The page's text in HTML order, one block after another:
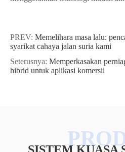
PREV: Memelihara masa lalu:
syarikat cahaya jalan suria kami
Seterusnya: Memperkasakan
hibrid untuk aplikasi komersil